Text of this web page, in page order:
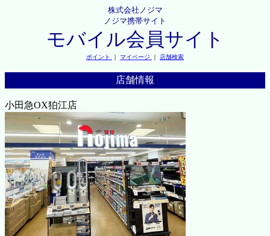
株式会社ノジマ
ノジマ携帯サイト
モバイル会員サイト
ポイント ｜ マイページ ｜ 店舗検索
店舗情報
小田急OX狛江店